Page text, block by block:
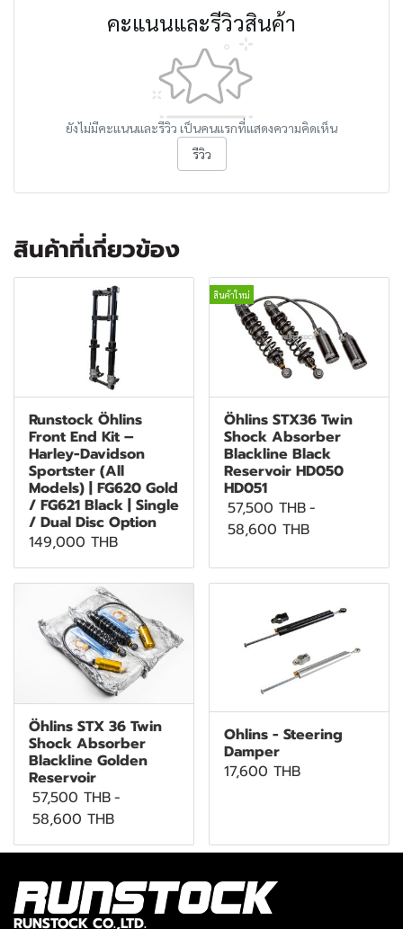
คะแนนและรีวิวสินค้า
ยังไม่มีคะแนนและรีวิว เป็นคนแรกที่แสดงความคิดเห็น
รีวิว
สินค้าที่เกี่ยวข้อง
Runstock Öhlins
Front End Kit –
Harley-Davidson
Sportster (All
Models) | FG620 Gold
/ FG621 Black | Single
/ Dual Disc Option
149,000 THB
สินค้าใหม่
Öhlins STX36 Twin
Shock Absorber
Blackline Black
Reservoir HD050
HD051
57,500 THB-
58,600 THB
Öhlins STX 36 Twin
Shock Absorber
Blackline Golden
Reservoir
57,500 THB-
58,600 THB
Ohlins - Steering
Damper
17,600 THB
RUNSTOCK CO.,LTD.